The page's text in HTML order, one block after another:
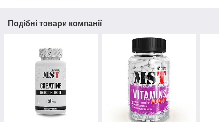
Подібні товари компанії